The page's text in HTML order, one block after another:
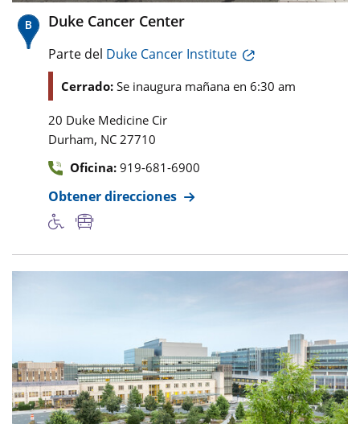
Duke Cancer Center
Parte del Duke Cancer Institute
Cerrado: Se inaugura mañana en 6:30 am
20 Duke Medicine Cir
Durham, NC 27710
Oficina: 919-681-6900
Obtener direcciones